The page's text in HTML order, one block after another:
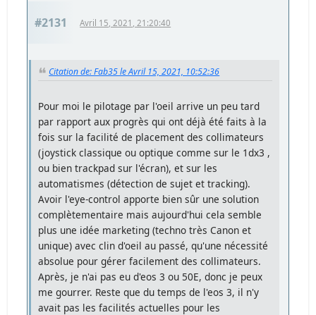
#2131 Avril 15, 2021, 21:20:40
Citation de: Fab35 le Avril 15, 2021, 10:52:36
Pour moi le pilotage par l'oeil arrive un peu tard
par rapport aux progrès qui ont déjà été faits à la
fois sur la facilité de placement des collimateurs
(joystick classique ou optique comme sur le 1dx3 ,
ou bien trackpad sur l'écran), et sur les
automatismes (détection de sujet et tracking).
Avoir l'eye-control apporte bien sûr une solution
complètementaire mais aujourd'hui cela semble
plus une idée marketing (techno très Canon et
unique) avec clin d'oeil au passé, qu'une nécessité
absolue pour gérer facilement des collimateurs.
Après, je n'ai pas eu d'eos 3 ou 50E, donc je peux
me gourrer. Reste que du temps de l'eos 3, il n'y
avait pas les facilités actuelles pour les